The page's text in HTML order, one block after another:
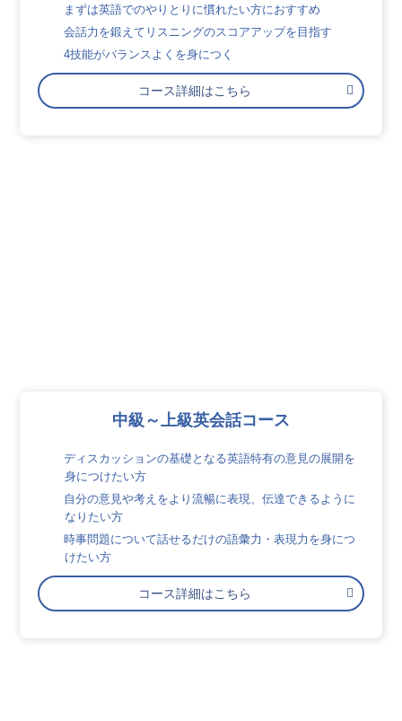
まずは英語でのやりとりに慣れたい方におすすめ
会話力を鍛えてリスニングのスコアアップを目指す
4技能がバランスよくを身につく
コース詳細はこちら
中級～上級英会話コース
ディスカッションの基礎となる英語特有の意見の展開を
身につけたい方
自分の意見や考えをより流暢に表現、伝達できるように
なりたい方
時事問題について話せるだけの語彙力・表現力を身につ
けたい方
コース詳細はこちら